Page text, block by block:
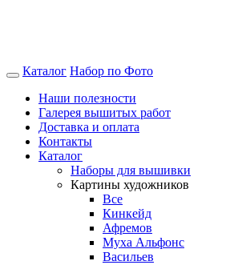
Каталог Набор по Фото
Наши полезности
Галерея вышитых работ
Доставка и оплата
Контакты
Каталог
Наборы для вышивки
Картины художников
Все
Кинкейд
Афремов
Муха Альфонс
Васильев